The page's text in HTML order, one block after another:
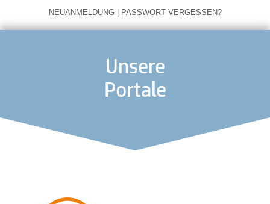
NEUANMELDUNG | PASSWORT VERGESSEN?
Unsere
Portale